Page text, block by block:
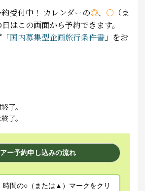
受付中！ カレンダーの◎、 ○ （ま
はこの画面から予約できます。
「国内募集型企画旅行条件書 」をお
了。
了。
ー予約申し込みの流れ
時間の○（または▲）マークをクリ